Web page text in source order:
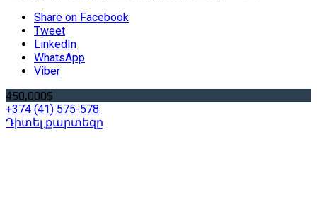
Share on Facebook
Tweet
LinkedIn
WhatsApp
Viber
450,000$
+374 (41) 575-578
Դիտել քարտեզը